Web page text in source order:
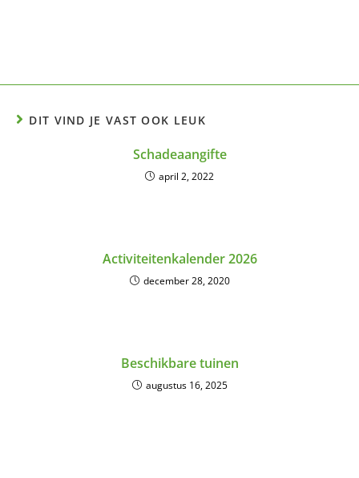
DIT VIND JE VAST OOK LEUK
Schadeaangifte
april 2, 2022
Activiteitenkalender 2026
december 28, 2020
Beschikbare tuinen
augustus 16, 2025